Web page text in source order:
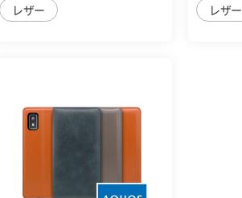
レザー レザー